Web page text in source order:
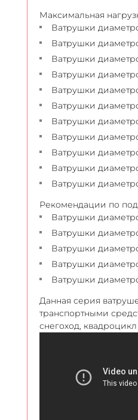
Максимальная
Ватрушки
Ватрушки
Ватрушки
Ватрушки
Ватрушки
Ватрушки
Ватрушки
Ватрушки
Ватрушки
Ватрушки
Ватрушки
Рекомендации по
Ватрушки
Ватрушки
Ватрушки
Ватрушки
Ватрушки
Данная серия
транспортными
снегоход, квадроцикл